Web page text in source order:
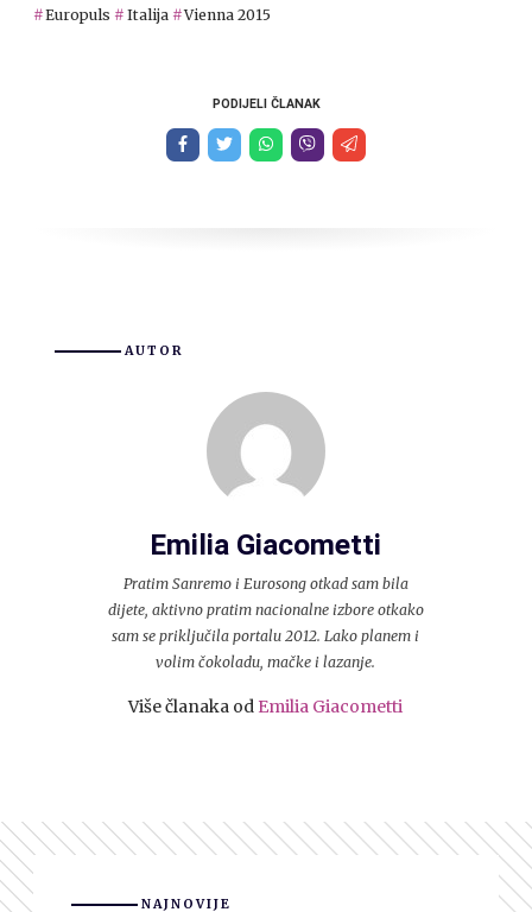
Europuls Italija Vienna 2015
PODIJELI ČLANAK
AUTOR
Emilia Giacometti
Pratim Sanremo i Eurosong otkad sam bila
dijete, aktivno pratim nacionalne izbore otkako
sam se priključila portalu 2012. Lako planem i
volim čokoladu, mačke i lazanje.
Više članaka od Emilia Giacometti
NAJNOVIJE